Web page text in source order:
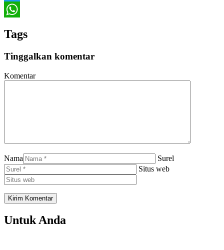
Twitter
Tags
Tinggalkan komentar
Komentar
Nama
Surel
Situs web
Untuk Anda